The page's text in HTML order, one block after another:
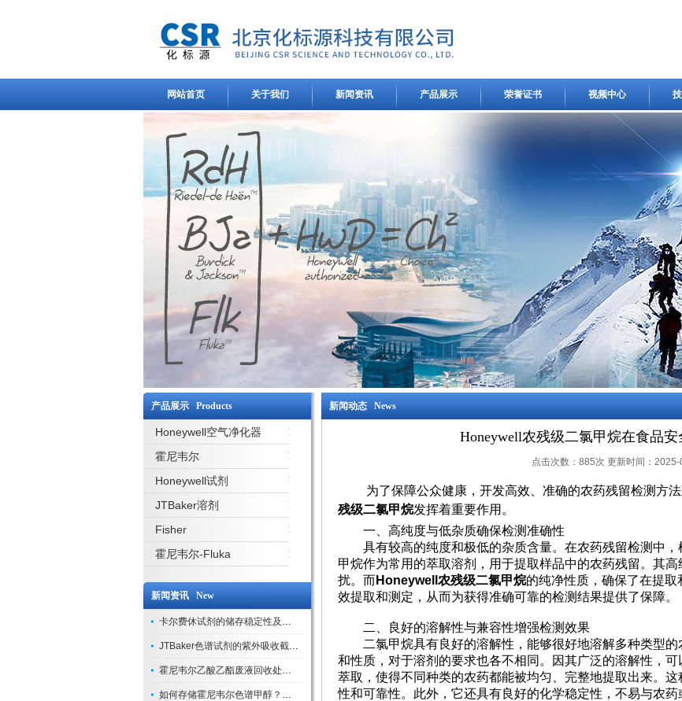
网站首页 关于我们 新闻资讯 产品展示 荣誉证书 视频中心
产品展示 Products
Honeywell空气净化器
霍尼韦尔
Honeywell试剂
JTBaker溶剂
Fisher
霍尼韦尔-Fluka
新闻资讯 New
卡尔费休试剂的储存稳定性及开封后有效期验证
JTBaker色谱试剂的紫外吸收截止波长与背景干扰
霍尼韦尔乙酸乙酯废液回收处理方法与环保处置建议
如何存储霍尼韦尔色谱甲醇？避光、密封、远离火源
新闻动态 News
Honeywell农残级二氯甲烷在食品
点击次数：885次 更新时间：2025-
为了保障公众健康，开发高效、准确的农药残留检测方法
残级二氯甲烷发挥着重要作用。
一、高纯度与低杂质确保检测准确性
具有较高的纯度和极低的杂质含量。在农药残留检测中，
甲烷作为常用的萃取溶剂，用于提取样品中的农药残留。其
扰。而Honeywell农残级二氯甲烷的纯净性质，确保了在提
效提取和测定，从而为获得准确可靠的检测结果提供了保障。
二、良好的溶解性与兼容性增强检测效果
二氯甲烷具有良好的溶解性，能够很好地溶解多种类型的
和性质，对于溶剂的要求也各不相同。因其广泛的溶解性，
萃取，使得不同种类的农药都能被均匀、完整地提取出来。
性和可靠性。此外，它还具有良好的化学稳定性，不易与农